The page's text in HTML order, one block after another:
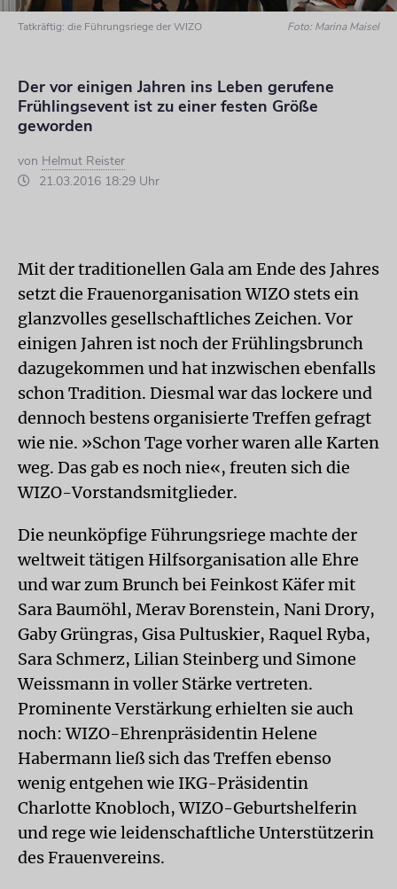
Tatkräftig: die Führungsriege der WIZO Foto: Marina Maisel
Der vor einigen Jahren ins Leben gerufene
Frühlingsevent ist zu einer festen Größe
geworden
von Helmut Reister
21.03.2016 18:29 Uhr
Mit der traditionellen Gala am Ende des Jahres
setzt die Frauenorganisation WIZO stets ein
glanzvolles gesellschaftliches Zeichen. Vor
einigen Jahren ist noch der Frühlingsbrunch
dazugekommen und hat inzwischen ebenfalls
schon Tradition. Diesmal war das lockere und
dennoch bestens organisierte Treffen gefragt
wie nie. »Schon Tage vorher waren alle Karten
weg. Das gab es noch nie«, freuten sich die
WIZO-Vorstandsmitglieder.
Die neunköpfige Führungsriege machte der
weltweit tätigen Hilfsorganisation alle Ehre
und war zum Brunch bei Feinkost Käfer mit
Sara Baumöhl, Merav Borenstein, Nani Drory,
Gaby Grüngras, Gisa Pultuskier, Raquel Ryba,
Sara Schmerz, Lilian Steinberg und Simone
Weissmann in voller Stärke vertreten.
Prominente Verstärkung erhielten sie auch
noch: WIZO-Ehrenpräsidentin Helene
Habermann ließ sich das Treffen ebenso
wenig entgehen wie IKG-Präsidentin
Charlotte Knobloch, WIZO-Geburtshelferin
und rege wie leidenschaftliche Unterstützerin
des Frauenvereins.